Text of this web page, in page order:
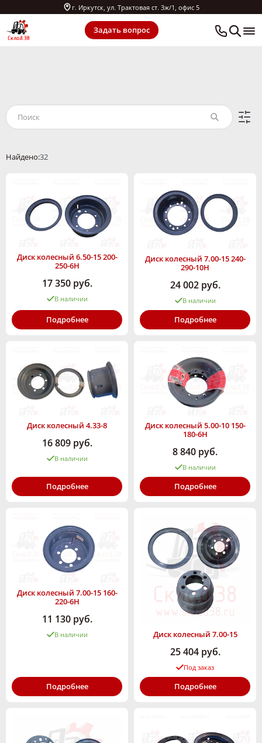
г. Иркутск, ул. Трактовая ст. 3ж/1, офис 5
Задать вопрос
Найдено:32
Диск колесный 6.50-15 200-
250-6Н
17 350 руб.
В наличии
Подробнее
Диск колесный 7.00-15 240-
290-10H
24 002 руб.
В наличии
Подробнее
Диск колесный 4.33-8
16 809 руб.
В наличии
Подробнее
Диск колесный 5.00-10 150-
180-6H
8 840 руб.
В наличии
Подробнее
Диск колесный 7.00-15 160-
220-6Н
11 130 руб.
В наличии
Подробнее
Диск колесный 7.00-15
25 404 руб.
Под заказ
Подробнее